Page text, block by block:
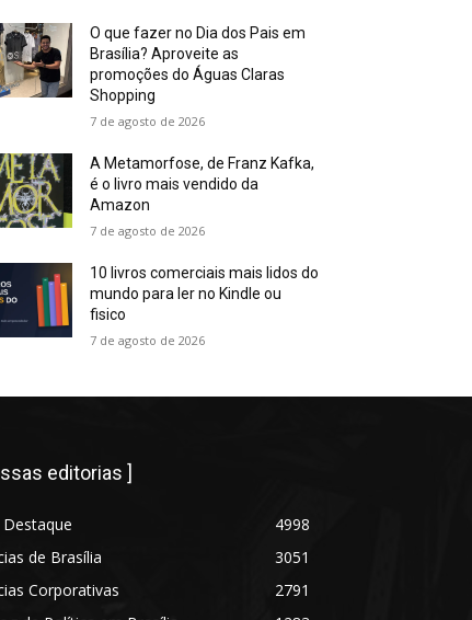
O que fazer no Dia dos Pais em
Brasília? Aproveite as
promoções do Águas Claras
Shopping
7 de agosto de 2026
A Metamorfose, de Franz Kafka,
é o livro mais vendido da
Amazon
7 de agosto de 2026
10 livros comerciais mais lidos do
mundo para ler no Kindle ou
fisico
7 de agosto de 2026
editorias ]
4998
de Brasília
3051
Corporativas
2791